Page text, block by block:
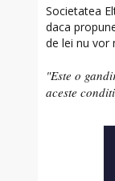
Societatea
daca
de lei nu vor
"Este o
aceste